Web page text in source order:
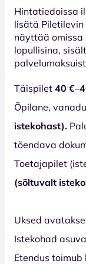
Hinta­tiedoissa
lisätä
näyttää omissa
lopullisina,
Täispilet 40 €–
Õpilane,
istekohast).
tõendava
Toetajapilet
(sõltuvalt
Uksed
Istekohad
Etendus toimub